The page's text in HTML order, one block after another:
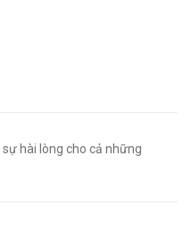
hài lòng cho cả những